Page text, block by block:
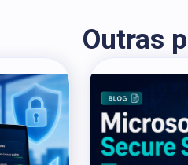
Outras